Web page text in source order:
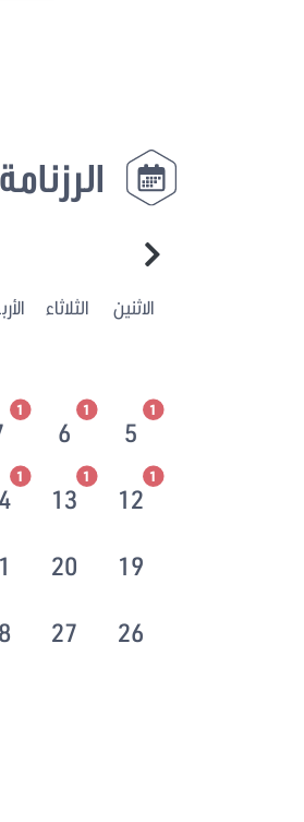
الرزنامة
الاثنين الثلاثاء
5
1
6
1
1
12
1
13
1
1
19
20
26
27